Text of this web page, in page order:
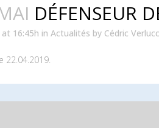
DÉFENSEUR
16:45h in Actualités by Cédric
22.04.2019.